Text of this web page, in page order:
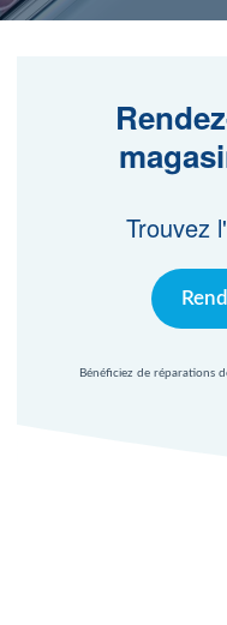
Trouvez
Bénéficiez de réparations